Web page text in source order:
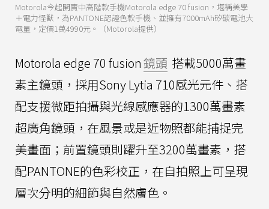
Motorola今起開賣中高階款手機Motorola edge 70 fusion，堪稱美學
＋電力怪獸，為PANTONE認證色款手機、並擁有7000mAh矽碳電池大
電量，定價1萬4990元。（Motorola提供）
Motorola edge 70 fusion鏡頭 搭載5000萬畫
素主鏡頭，採用Sony Lytia 710感光元件、搭
配支援微距拍攝與光線感應器的1300萬畫素
超廣角鏡頭，在風景或是近物照都能捕捉完
美畫面；前置鏡頭則躍升至3200萬畫素，搭
配PANTONE的色彩校正，在自拍照上可呈現
層次分明的細節與自然膚色。